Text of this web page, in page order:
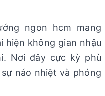
ngon hcm mang
hiện không gian nhậu
Nơi đây cực kỳ phù
náo nhiệt và phóng